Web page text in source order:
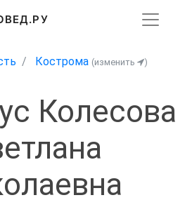
Кострома (изменить )
Колесова